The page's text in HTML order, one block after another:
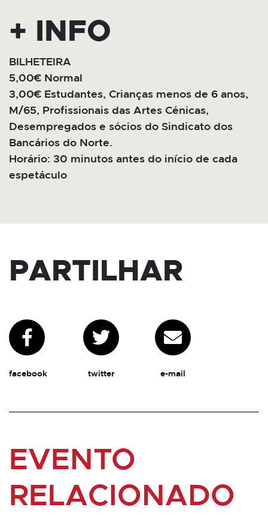
+ INFO
BILHETEIRA
5,00€ Normal
3,00€ Estudantes, Crianças menos de 6 anos,
M/65, Profissionais das Artes Cénicas,
Desempregados e sócios do Sindicato dos
Bancários do Norte.
Horário: 30 minutos antes do início de cada
espetáculo
PARTILHAR
facebook twitter e-mail
EVENTO
RELACIONADO